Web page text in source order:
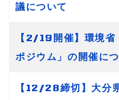
議について
【2/19開催】環境
ポジウム」の開催に
【12/28締切】大分